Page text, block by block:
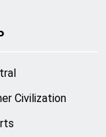
Civilization